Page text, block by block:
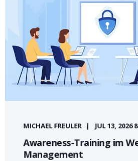
MICHAEL FREULER JUL 13, 2026
Awareness-Training im
Management